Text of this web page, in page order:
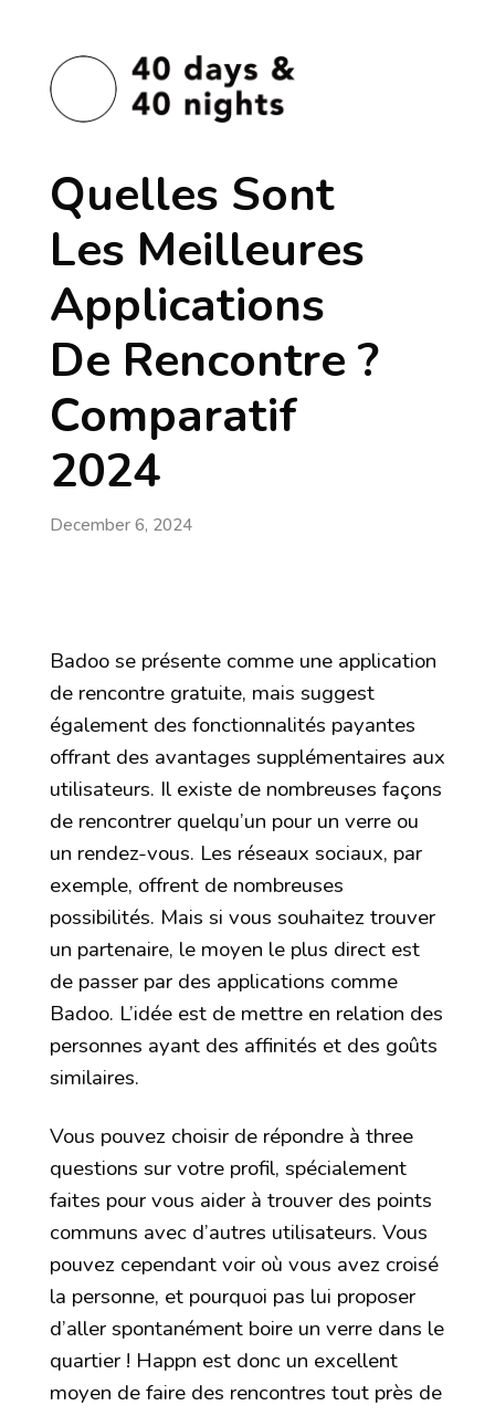
Quelles Sont
Les Meilleures
Applications
De Rencontre ?
Comparatif
2024
December 6, 2024
Badoo se présente comme une application
de rencontre gratuite, mais suggest
également des fonctionnalités payantes
offrant des avantages supplémentaires aux
utilisateurs. Il existe de nombreuses façons
de rencontrer quelqu’un pour un verre ou
un rendez-vous. Les réseaux sociaux, par
exemple, offrent de nombreuses
possibilités. Mais si vous souhaitez trouver
un partenaire, le moyen le plus direct est
de passer par des applications comme
Badoo. L’idée est de mettre en relation des
personnes ayant des affinités et des goûts
similaires.
Vous pouvez choisir de répondre à three
questions sur votre profil, spécialement
faites pour vous aider à trouver des points
communs avec d’autres utilisateurs. Vous
pouvez cependant voir où vous avez croisé
la personne, et pourquoi pas lui proposer
d’aller spontanément boire un verre dans le
quartier ! Happn est donc un excellent
moyen de faire des rencontres tout près de